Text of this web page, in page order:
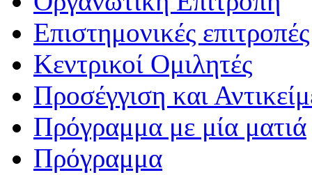
Επιστημονικές επιτροπές
Κεντρικοί Ομιλητές
Προσέγγιση και
Πρόγραμμα με μία ματιά
Πρόγραμμα